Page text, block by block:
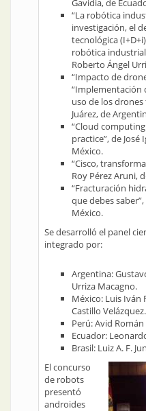
Gavidia, de
“La robótica
investigación, el
tecnológica
robótica
Roberto Ángel
“Impacto de
“Implementación
uso de los drones
Juárez, de
“Cloud
practice”, de José
México.
“Cisco,
Roy Pérez Aruni,
“Fracturación
que debes
México.
Se desarrolló el panel
integrado por:
Argentina:
Urriza Macagno.
México: Luis Iván
Castillo Velázquez.
Perú: Avid Román
Ecuador:
Brasil: Luiz A. F.
El concurso
de robots
presentó
androides